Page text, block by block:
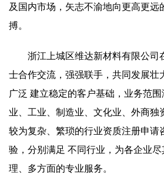
及国内市场，矢志不渝地向更高更远
搏。
浙江上城区维达新材料有限公司
士合作交流，强强联手，共同发展壮
广泛 建立稳定的客户基础，业务范
业、工业、制造业、文化业、外商独
较为复杂、繁琐的行业资质注册申请
验，分别满足 不同行业，为各企业
理、多方面的专业服务。